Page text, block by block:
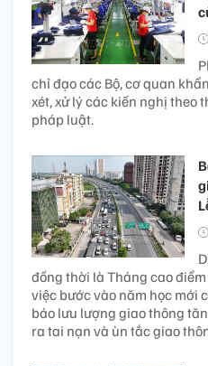
chỉ đạo các Bộ, cơ quan
xét, xử lý các kiến nghị theo
pháp luật.
đồng thời là Tháng cao
việc bước vào năm học mới
báo lưu lượng giao thông
ra tai nạn và ùn tắc giao